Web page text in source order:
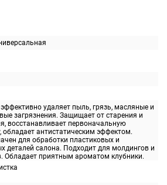
удаляет пыль, грязь, масляные и
загрязнения. Защищает от старения и
восстанавливает первоначальную
обладает антистатическим эффектом.
для обработки пластиковых и
деталей салона. Подходит для молдингов и
Обладает приятным ароматом клубники.